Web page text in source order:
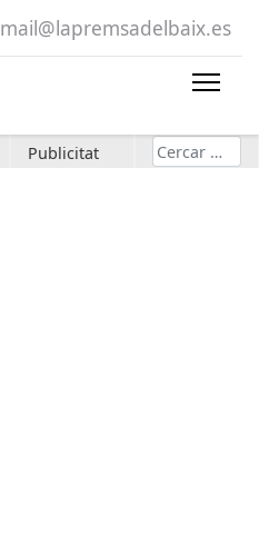
mail@lapremsadelbaix.es
Publicitat Cerca